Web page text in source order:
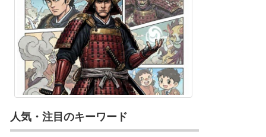
人気・注目のキーワード